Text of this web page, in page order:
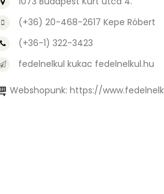
(+36) 20-468-2617 Kepe Róbert
(+36-1) 322-3423
fedelnelkul kukac fedelnelkul.hu
Webshopunk: https://